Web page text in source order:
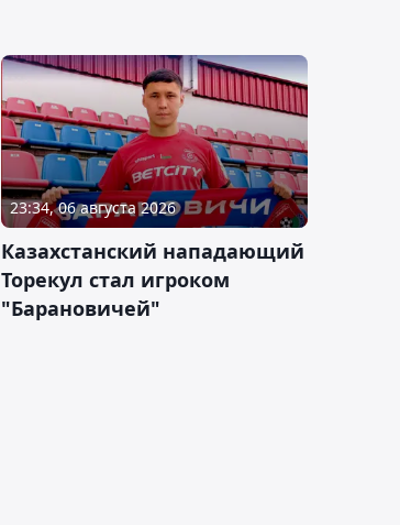
23:34, 06 августа 2026
Казахстанский нападающий
Торекул стал игроком
"Барановичей"